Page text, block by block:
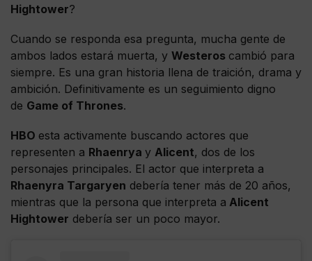
Hightower?
Cuando se responda esa pregunta, mucha gente de
ambos lados estará muerta, y Westeros cambió para
siempre. Es una gran historia llena de traición, drama y
ambición. Definitivamente es un seguimiento digno
de Game of Thrones.
HBO esta activamente buscando actores que
representen a Rhaenrya y Alicent, dos de los
personajes principales. El actor que interpreta a
Rhaenyra Targaryen debería tener más de 20 años,
mientras que la persona que interpreta a Alicent
Hightower debería ser un poco mayor.